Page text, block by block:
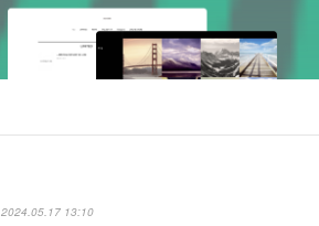
2024.05.17 13:10